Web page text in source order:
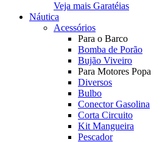
Veja mais Garatéias
Náutica
Acessórios
Para o Barco
Bomba de Porão
Bujão Viveiro
Para Motores Popa
Diversos
Bulbo
Conector Gasolina
Corta Circuito
Kit Mangueira
Pescador